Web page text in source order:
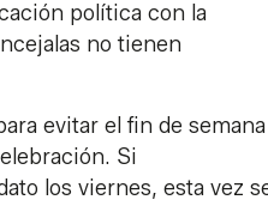
política con la
no tienen
evitar el fin de semana
Si
los viernes, esta vez